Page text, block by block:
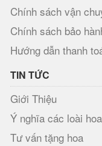
Chính sách vận
Chính sách bảo
Hướng dẫn thanh
TIN TỨC
Giới Thiệu
Ý nghĩa các loài hoa
Tư vấn tặng hoa